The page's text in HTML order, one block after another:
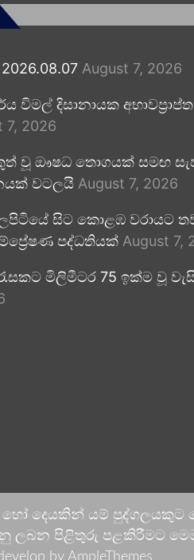
August 7, 2026
විමල් දිසානායක
7, 2026
වූ ඖෂධ තොගයක් සමඟ
වටලයි August 7, 2026
සිට කොළඹ වරායට
පද්ධතියක් August 7,
රැසකට මිලිමීටර 75 ඉක්ම වූ
හෝ දෙයකින් යම්
පිළිතුරු පළකිරීමට මෙම
by AmpleThemes